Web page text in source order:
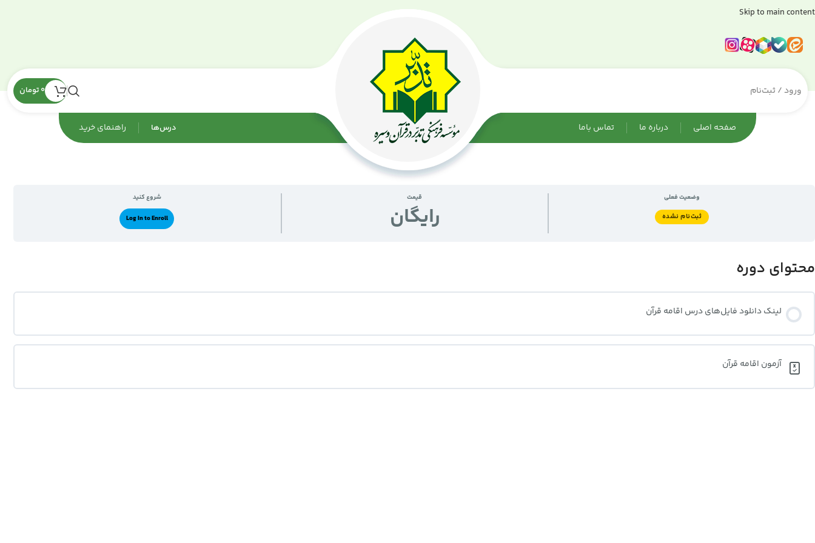
Skip to main content
ورود / ثبت‌نام 0 تومان
صفحه اصلی درباره ما تماس باما درس‌ها راهنمای‌ خرید
اقامه قرآن
وضعیت فعلی
ثبت‌نام نشده
قیمت
رايگان
شروع کنید
Log In to Enroll
محتوای دوره
لینک دانلود فایل‌های درس اقامه قرآن
آزمون اقامه قرآن